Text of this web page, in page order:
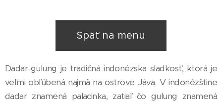
Späť na menu
Dadar-gulung je tradičná indonézska sladkosť, ktorá je
veľmi obľúbená najmä na ostrove Jáva. V indonézštine
dadar znamená palacinka, zatiaľ čo gulung znamená